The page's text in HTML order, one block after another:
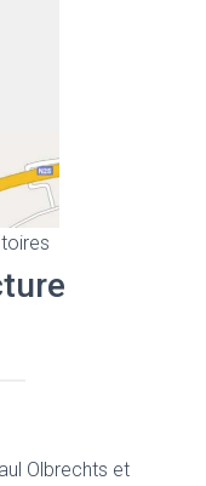
Olbrechts et